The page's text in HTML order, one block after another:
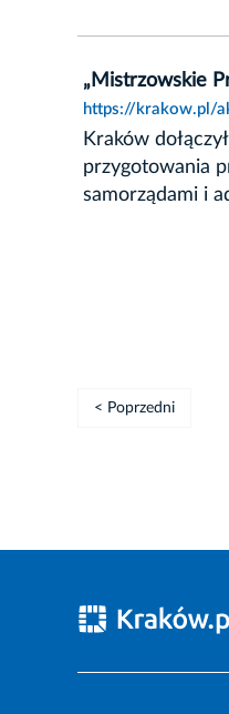
„Mistrzowskie
https://krakow.pl/
Kraków
przygotowania
samorządami i
< Poprzedni